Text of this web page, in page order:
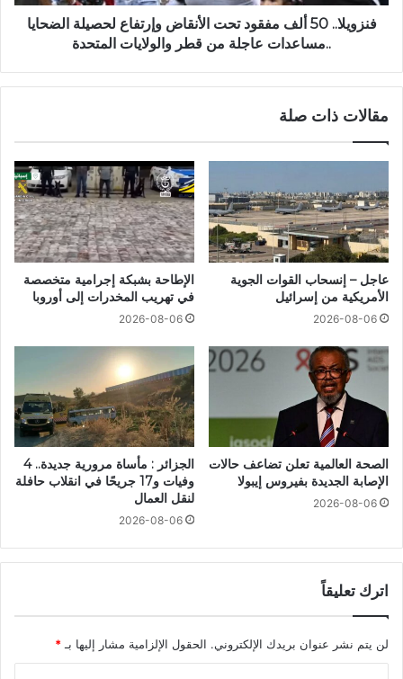
فنزويلا.. 50 ألف مفقود تحت الأنقاض وإرتفاع لحصيلة الضحايا
..مساعدات عاجلة من قطر والولايات المتحدة
مقالات ذات صلة
عاجل – إنسحاب القوات الجوية
الأمريكية من إسرائيل
2026-08-06
الإطاحة بشبكة إجرامية متخصصة
في تهريب المخدرات إلى أوروبا
2026-08-06
الصحة العالمية تعلن تضاعف حالات
الإصابة الجديدة بفيروس إيبولا
2026-08-06
الجزائر : مأساة مرورية جديدة.. 4
وفيات و17 جريحًا في انقلاب حافلة
لنقل العمال
2026-08-06
اترك تعليقاً
لن يتم نشر عنوان بريدك الإلكتروني. الحقول الإلزامية مشار إليها بـ*